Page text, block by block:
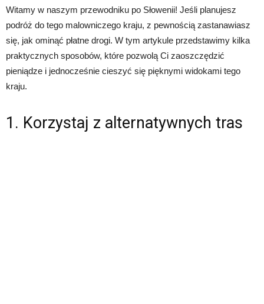
Witamy w naszym przewodniku po Słowenii! Jeśli planujesz
podróż do tego malowniczego kraju, z pewnością zastanawiasz
się, jak ominąć płatne drogi. W tym artykule przedstawimy kilka
praktycznych sposobów, które pozwolą Ci zaoszczędzić
pieniądze i jednocześnie cieszyć się pięknymi widokami tego
kraju.
1. Korzystaj z alternatywnych tras